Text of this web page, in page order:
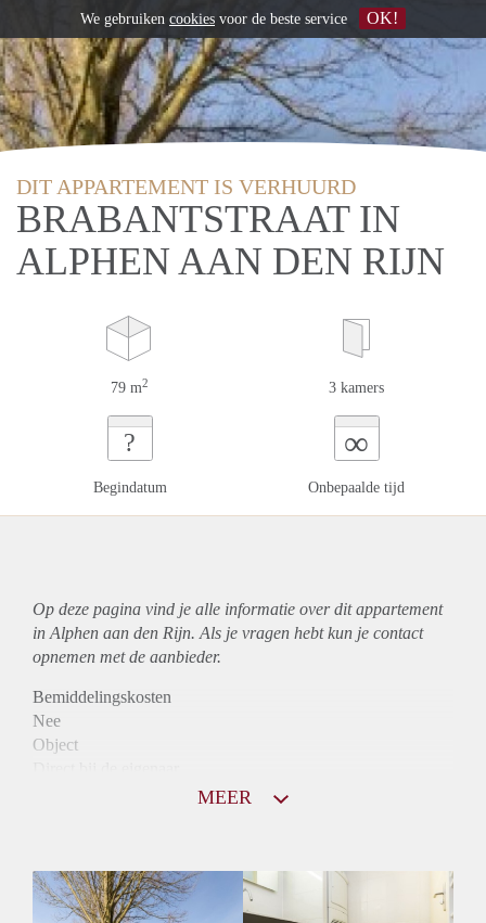
DIT APPARTEMENT IS VERHUURD
BRABANTSTRAAT IN
ALPHEN AAN DEN RIJN
79 m2 3 kamers
?
Begindatum
∞
Onbepaalde tijd
Op deze pagina vind je alle informatie over ditappartement
in Alphen aan den Rijn. Als je vragen hebt kun je contact
opnemen met de aanbieder.
Bemiddelingskosten
Nee
Object
Huurtoeslag
Niet mogelijk
MEER
We gebruiken cookies voor de beste service OK!